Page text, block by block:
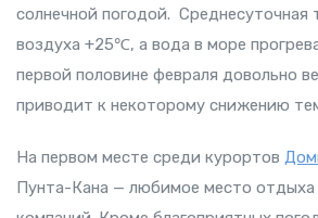
солнечной погодой. Среднесуточная
воздуха +25℃, а вода в море
первой половине февраля довольно
приводит к некоторому снижению
На первом месте среди курортов
Пунта-Кана — любимое место